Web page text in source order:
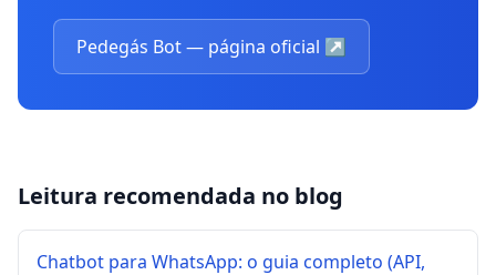
Pedegás Bot — página oficial ↗
Leitura recomendada no blog
Chatbot para WhatsApp: o guia completo (API,